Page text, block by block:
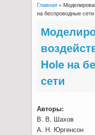
Вы здесь
Главная»
на беспроводные сети
Hole на
сети
Авторы:
В. В. Шахов
А. Н. Юргенсон